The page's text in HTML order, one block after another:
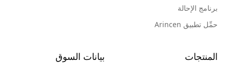
برنامج الإحالة
حمِّل تطبيق Arincen
المنتجات بيانات السوق